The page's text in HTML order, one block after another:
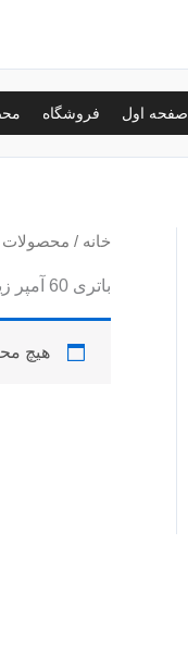
صفحه اول فروشگاه
خانه / محصولات برچسب
باتری 60 آمپر زیتکس گلد
هیچ